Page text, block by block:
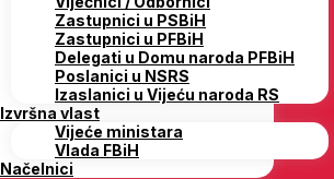
Zastupnici u PSBiH
Zastupnici u PFBiH
Delegati u Domu naroda PFBiH
Poslanici u NSRS
Izaslanici u Vijeću naroda RS
Izvršna vlast
Vijeće ministara
Vlada FBiH
Načelnici